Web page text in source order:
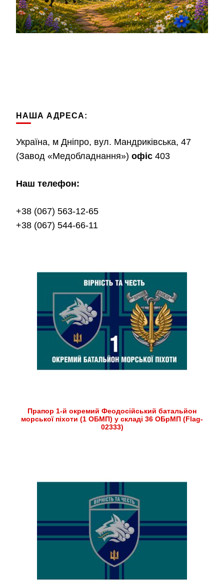
НАША АДРЕСА:
Україна, м Дніпро, вул. Мандриківська, 47
(Завод «Медобладнання») офіс 403
Наш телефон:
+38 (067) 563-12-65
+38 (067) 544-66-11
Прапор 1-й окремий Феодосійський батальйон
морської піхоти (1 ОБМП) у складі 36 ОБрМП (Flag-
02333)